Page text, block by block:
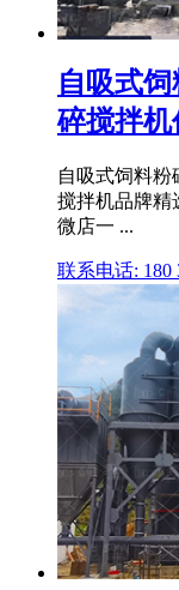
自吸式
碎搅拌机
自吸式饲料粉
搅拌机品牌精
微店一 ...
联系电话: 180